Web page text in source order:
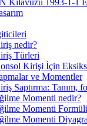
Kılavuzu 1993-1-1
nedir?
Türleri
Kirişi İçin
ve Momentler
Saptırma: Tanım,
Momenti nedir?
Momenti
Momenti